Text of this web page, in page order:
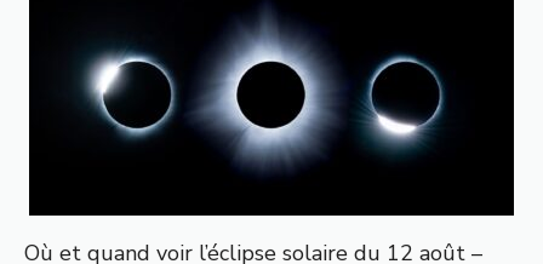
Où et quand voir l’éclipse solaire du 12 août –